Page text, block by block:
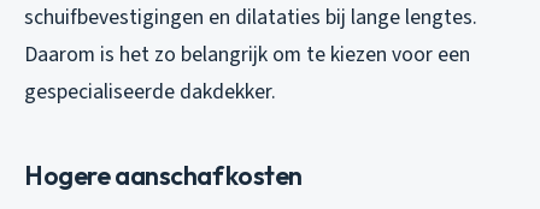
schuifbevestigingen en dilataties bij lange lengtes.
Daarom is het zo belangrijk om te kiezen voor een
gespecialiseerde dakdekker.
Hogere aanschafkosten